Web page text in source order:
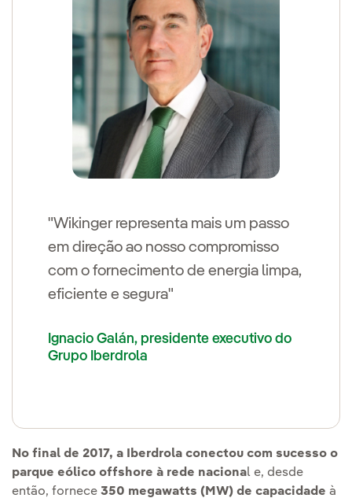
"Wikinger representa mais um passo
em direção ao nosso compromisso
com o fornecimento de energia limpa,
eficiente e segura"
Ignacio Galán, presidente executivo do
Grupo Iberdrola
No final de 2017, a Iberdrola conectou com sucesso o
parque eólico offshore à rede nacional e, desde
então, fornece 350 megawatts (MW) de capacidade à